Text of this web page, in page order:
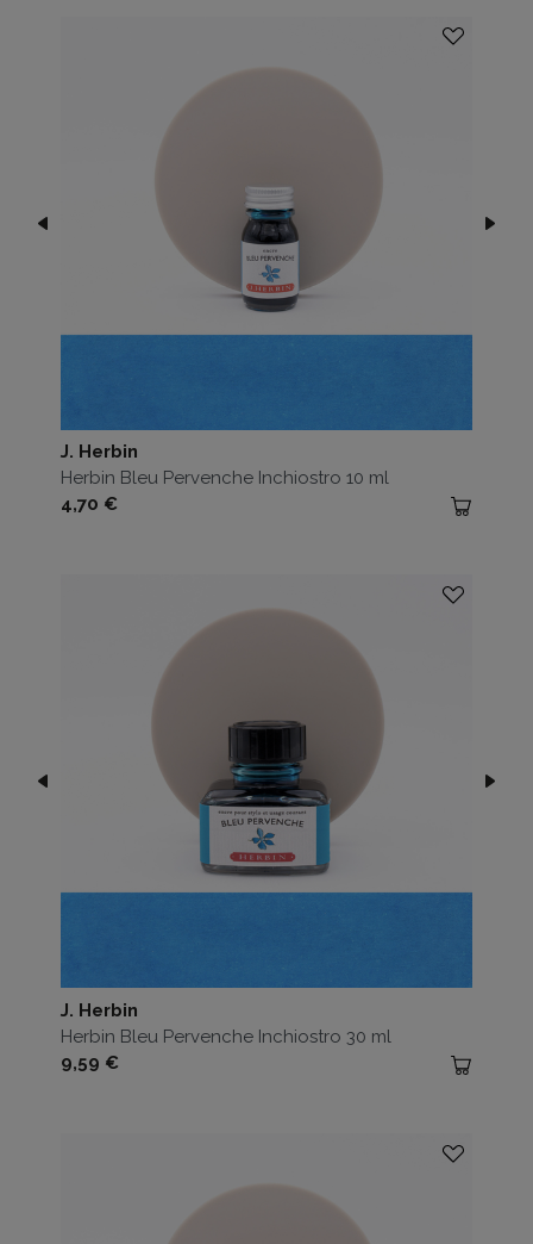
J. Herbin
Herbin Bleu Pervenche Inchiostro 10 ml
Prezzo
4,70 €
J. Herbin
Herbin Bleu Pervenche Inchiostro 30 ml
Prezzo
9,59 €